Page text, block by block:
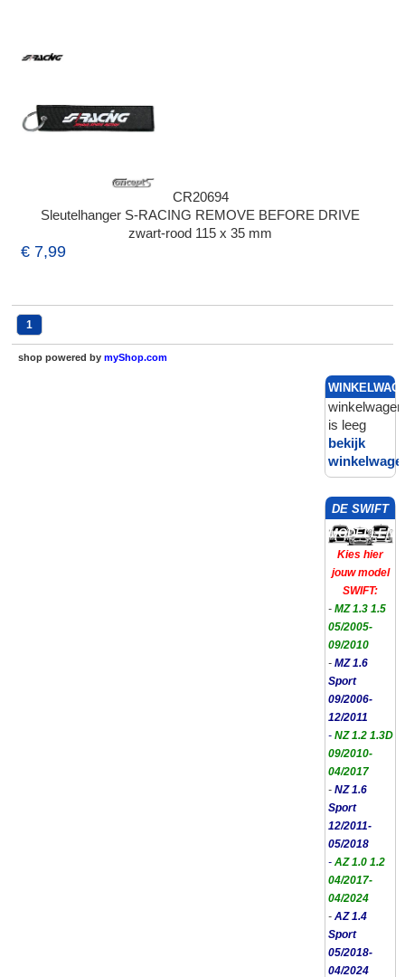
CR20694
Sleutelhanger S-RACING REMOVE BEFORE DRIVE
zwart-rood 115 x 35 mm
€ 7,99
1
shop powered by myShop.com
winkelwagen
is leeg
bekijk
DE SWIFT
MODELLEN
Kies hier
jouw model
SWIFT:
- MZ 1.3 1.5
05/2005-
09/2010
- MZ 1.6
Sport
09/2006-
12/2011
- NZ 1.2 1.3D
09/2010-
04/2017
- NZ 1.6
Sport
12/2011-
05/2018
- AZ 1.0 1.2
04/2017-
04/2024
- AZ 1.4
Sport
05/2018-
04/2024